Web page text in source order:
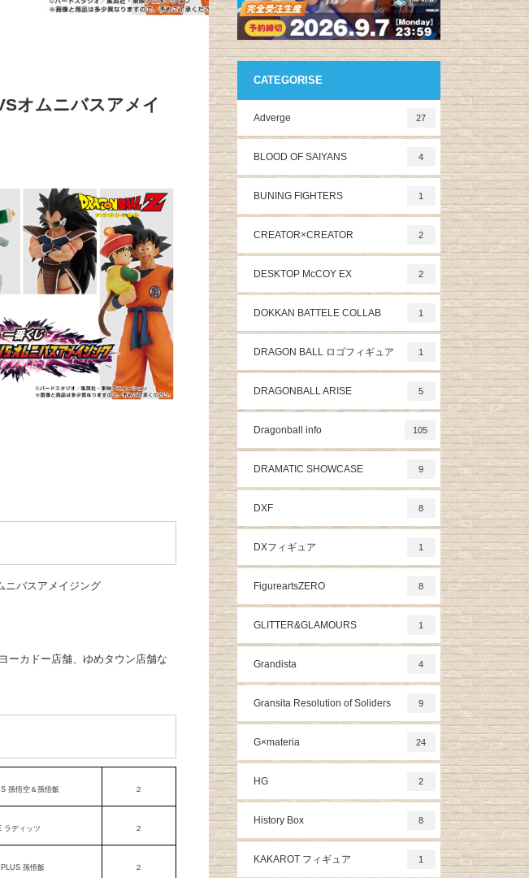
オムニバスアメイ
ニバスアメイジング
ーカドー店舗、ゆめタウン店舗な
孫悟空＆孫悟飯 ２
ラディッツ ２
孫悟飯 ２
CATEGORISE
Adverge 27
BLOOD OF SAIYANS 4
BUNING FIGHTERS 1
CREATOR×CREATOR 2
DESKTOP McCOY EX 2
DOKKAN BATTELE COLLAB 1
DRAGON BALL ロゴフィギュア 1
DRAGONBALL ARISE 5
Dragonball info 105
DRAMATIC SHOWCASE 9
DXF 8
DXフィギュア 1
FigureartsZERO 8
GLITTER&GLAMOURS 1
Grandista 4
Gransita Resolution of Soliders 9
G×materia 24
HG 2
History Box 8
KAKAROT フィギュア 1